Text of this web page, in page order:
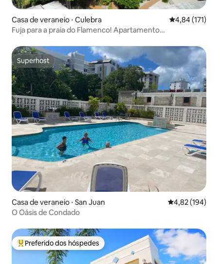
Casa de veraneio ⋅ Culebra 4,84 de uma
4,84 (171)
Fuja para a praia do Flamenco! Apartamento
Superhost
Superhost
Casa de veraneio ⋅ San Juan 4,82 de uma
4,82 (194)
O Oásis de Condado
Entre os melhores preferidos dos hóspedes
Preferido dos hóspedes